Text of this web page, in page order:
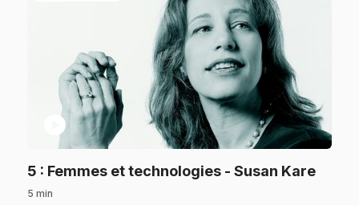
play_circle
5 : Femmes et technologies - Susan Kare.
5 min